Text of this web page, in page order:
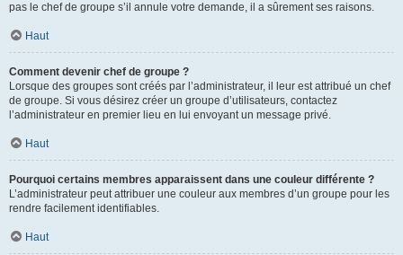
pas le chef de groupe s’il annule votre demande, il a sûrement ses raisons.
Haut
Comment devenir chef de groupe ?
Lorsque des groupes sont créés par l’administrateur, il leur est attribué un chef
de groupe. Si vous désirez créer un groupe d’utilisateurs, contactez
l’administrateur en premier lieu en lui envoyant un message privé.
Haut
Pourquoi certains membres apparaissent dans une couleur différente ?
L’administrateur peut attribuer une couleur aux membres d’un groupe pour les
rendre facilement identifiables.
Haut